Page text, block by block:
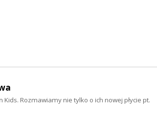
Kids. Rozmawiamy nie tylko o ich nowej płycie pt.